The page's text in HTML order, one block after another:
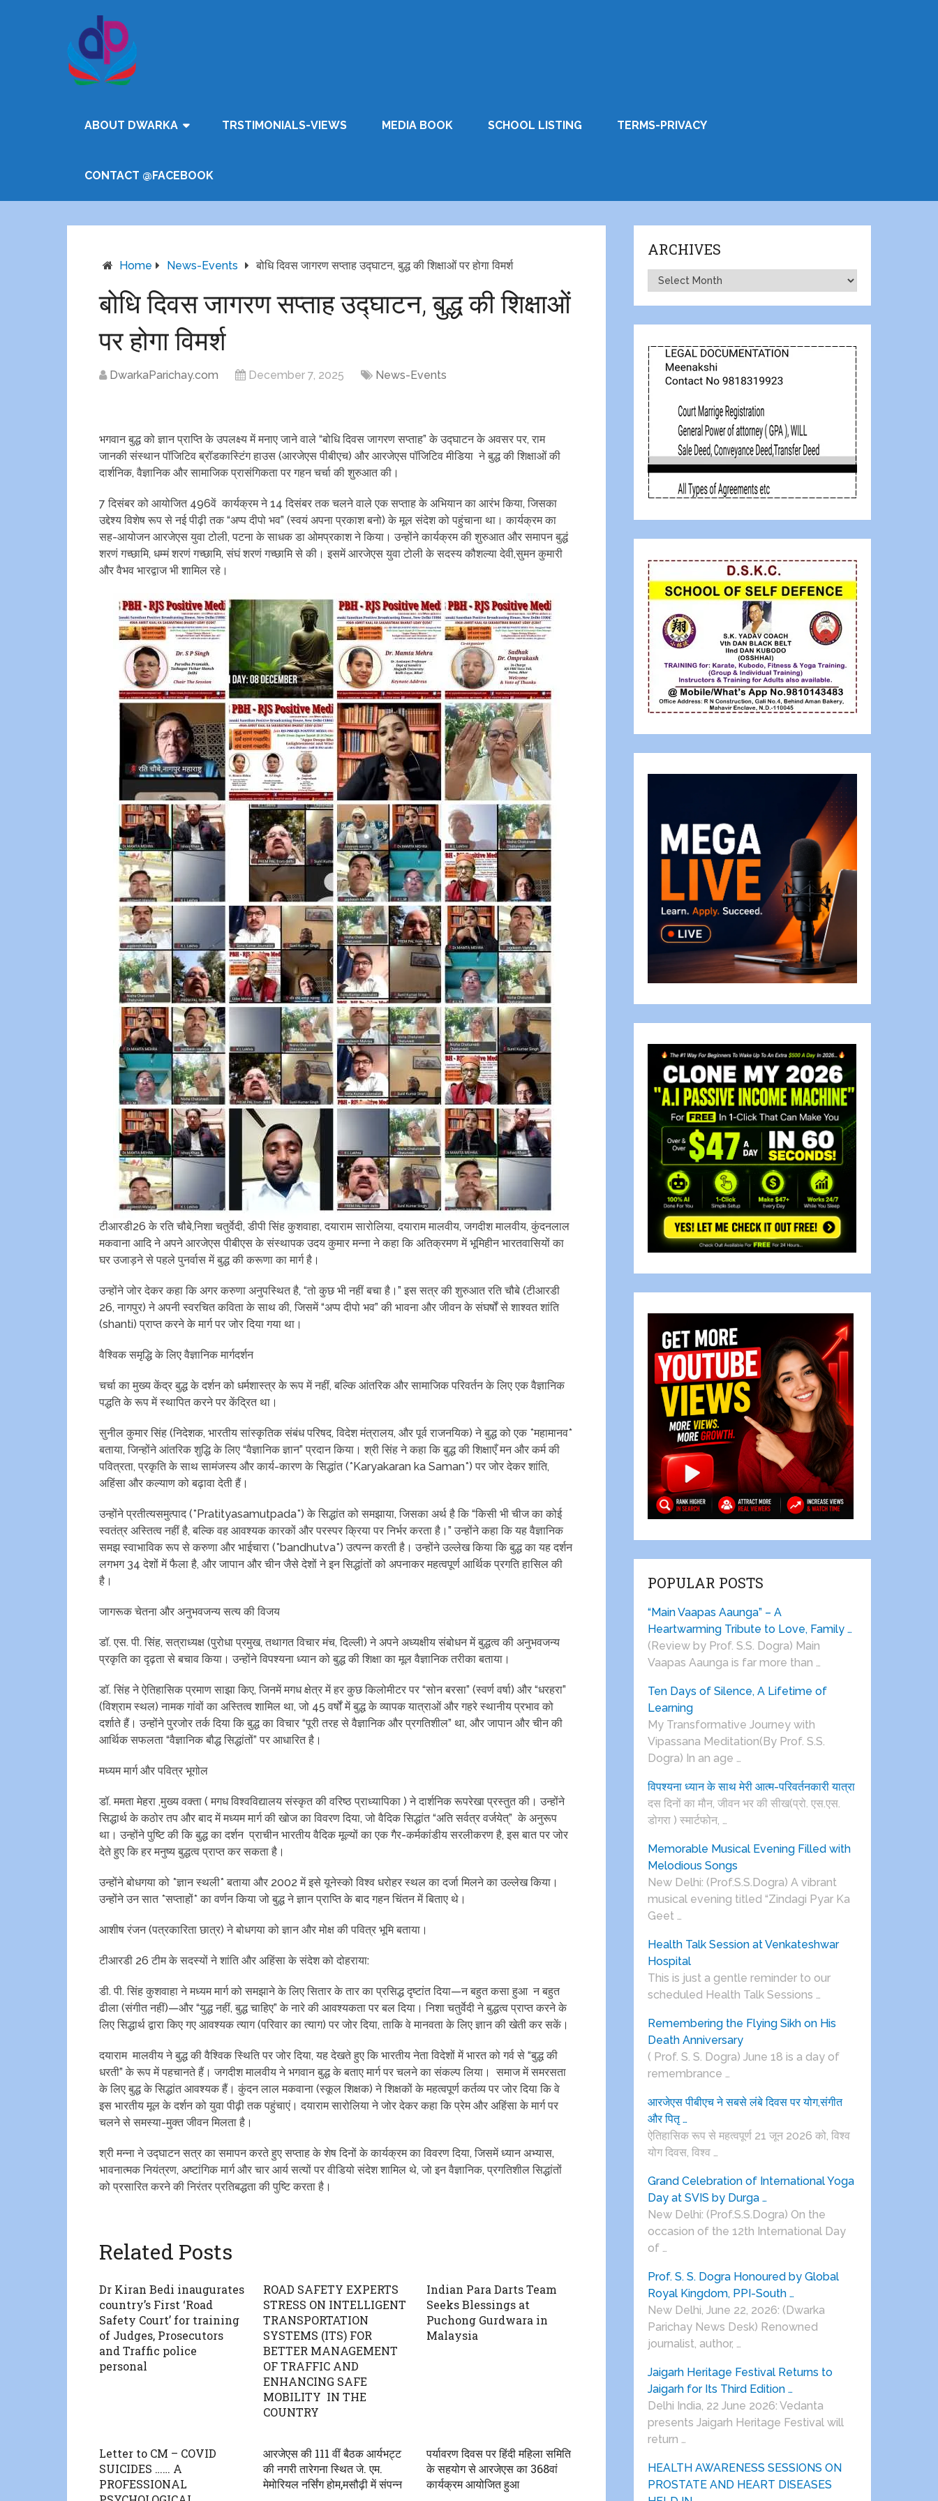
ABOUT DWARKA TRSTIMONIALS-VIEWS MEDIA BOOK SCHOOL LISTING TERMS-PRIVACY
CONTACT @FACEBOOK
Home News-Events बोधि दिवस जागरण सप्ताह उद्घाटन, बुद्ध की शिक्षाओं पर होगा विमर्श
बोधि दिवस जागरण सप्ताह उद्घाटन, बुद्ध की शिक्षाओं
पर होगा विमर्श
DwarkaParichay.com December 7, 2025 News-Events
भगवान बुद्ध को ज्ञान प्राप्ति के उपलक्ष्य में मनाए जाने वाले “बोधि दिवस जागरण सप्ताह” के उद्घाटन के अवसर पर, राम
जानकी संस्थान पॉजिटिव ब्रॉडकास्टिंग हाउस (आरजेएस पीबीएच) और आरजेएस पॉजिटिव मीडिया ने बुद्ध की शिक्षाओं की
दार्शनिक, वैज्ञानिक और सामाजिक प्रासंगिकता पर गहन चर्चा की शुरुआत की।
7 दिसंबर को आयोजित 496वें कार्यक्रम ने 14 दिसंबर तक चलने वाले एक सप्ताह के अभियान का आरंभ किया, जिसका
उद्देश्य विशेष रूप से नई पीढ़ी तक “अप्प दीपो भव” (स्वयं अपना प्रकाश बनो) के मूल संदेश को पहुंचाना था। कार्यक्रम का
सह-आयोजन आरजेएस युवा टोली, पटना के साधक डा ओमप्रकाश ने किया। उन्होंने कार्यक्रम की शुरुआत और समापन बुद्धं
शरणं गच्छामि, धम्मं शरणं गच्छामि, संघं शरणं गच्छामि से की। इसमें आरजेएस युवा टोली के सदस्य कौशल्या देवी,सुमन कुमारी
और वैभव भारद्वाज भी शामिल रहे।
टीआरडी26 के रति चौबे,निशा चतुर्वेदी, डीपी सिंह कुशवाहा, दयाराम सारोलिया, दयाराम मालवीय, जगदीश मालवीय, कुंदनलाल
मकवाना आदि ने अपने आरजेएस पीबीएस के संस्थापक उदय कुमार मन्ना ने कहा कि अतिक्रमण में भूमिहीन भारतवासियों का
घर उजाड़ने से पहले पुनर्वास में बुद्ध की करूणा का मार्ग है।
उन्होंने जोर देकर कहा कि अगर करुणा अनुपस्थित है, “तो कुछ भी नहीं बचा है।” इस सत्र की शुरुआत रति चौबे (टीआरडी
26, नागपुर) ने अपनी स्वरचित कविता के साथ की, जिसमें “अप्प दीपो भव” की भावना और जीवन के संघर्षों से शाश्वत शांति
(shanti) प्राप्त करने के मार्ग पर जोर दिया गया था।
वैश्विक समृद्धि के लिए वैज्ञानिक मार्गदर्शन
चर्चा का मुख्य केंद्र बुद्ध के दर्शन को धर्मशास्त्र के रूप में नहीं, बल्कि आंतरिक और सामाजिक परिवर्तन के लिए एक वैज्ञानिक
पद्धति के रूप में स्थापित करने पर केंद्रित था।
सुनील कुमार सिंह (निदेशक, भारतीय सांस्कृतिक संबंध परिषद, विदेश मंत्रालय, और पूर्व राजनयिक) ने बुद्ध को एक *महामानव*
बताया, जिन्होंने आंतरिक शुद्धि के लिए “वैज्ञानिक ज्ञान” प्रदान किया। श्री सिंह ने कहा कि बुद्ध की शिक्षाएँ मन और कर्म की
पवित्रता, प्रकृति के साथ सामंजस्य और कार्य-कारण के सिद्धांत (*Karyakaran ka Saman*) पर जोर देकर शांति,
अहिंसा और कल्याण को बढ़ावा देती हैं।
उन्होंने प्रतीत्यसमुत्पाद (*Pratityasamutpada*) के सिद्धांत को समझाया, जिसका अर्थ है कि “किसी भी चीज का कोई
स्वतंत्र अस्तित्व नहीं है, बल्कि वह आवश्यक कारकों और परस्पर क्रिया पर निर्भर करता है।” उन्होंने कहा कि यह वैज्ञानिक
समझ स्वाभाविक रूप से करुणा और भाईचारा (*bandhutva*) उत्पन्न करती है। उन्होंने उल्लेख किया कि बुद्ध का यह दर्शन
लगभग 34 देशों में फैला है, और जापान और चीन जैसे देशों ने इन सिद्धांतों को अपनाकर महत्वपूर्ण आर्थिक प्रगति हासिल की
है।
जागरूक चेतना और अनुभवजन्य सत्य की विजय
डॉ. एस. पी. सिंह, सत्राध्यक्ष (पुरोधा प्रमुख, तथागत विचार मंच, दिल्ली) ने अपने अध्यक्षीय संबोधन में बुद्धत्व की अनुभवजन्य
प्रकृति का दृढ़ता से बचाव किया। उन्होंने विपश्यना ध्यान को बुद्ध की शिक्षा का मूल वैज्ञानिक तरीका बताया।
डॉ. सिंह ने ऐतिहासिक प्रमाण साझा किए, जिनमें मगध क्षेत्र में हर कुछ किलोमीटर पर “सोन बरसा” (स्वर्ण वर्षा) और “धरहरा”
(विश्राम स्थल) नामक गांवों का अस्तित्व शामिल था, जो 45 वर्षों में बुद्ध के व्यापक यात्राओं और गहरे स्थानीय प्रभाव को
दर्शाते हैं। उन्होंने पुरजोर तर्क दिया कि बुद्ध का विचार “पूरी तरह से वैज्ञानिक और प्रगतिशील” था, और जापान और चीन की
आर्थिक सफलता “वैज्ञानिक बौद्ध सिद्धांतों” पर आधारित है।
मध्यम मार्ग और पवित्र भूगोल
डॉ. ममता मेहरा ,मुख्य वक्ता ( मगध विश्वविद्यालय संस्कृत की वरिष्ठ प्राध्यापिका ) ने दार्शनिक रूपरेखा प्रस्तुत की। उन्होंने
सिद्धार्थ के कठोर तप और बाद में मध्यम मार्ग की खोज का विवरण दिया, जो वैदिक सिद्धांत “अति सर्वत्र वर्जयेत्” के अनुरूप
था। उन्होंने पुष्टि की कि बुद्ध का दर्शन प्राचीन भारतीय वैदिक मूल्यों का एक गैर-कर्मकांडीय सरलीकरण है, इस बात पर जोर
देते हुए कि हर मनुष्य बुद्धत्व प्राप्त कर सकता है।
उन्होंने बोधगया को *ज्ञान स्थली* बताया और 2002 में इसे यूनेस्को विश्व धरोहर स्थल का दर्जा मिलने का उल्लेख किया।
उन्होंने उन सात *सप्ताहों* का वर्णन किया जो बुद्ध ने ज्ञान प्राप्ति के बाद गहन चिंतन में बिताए थे।
आशीष रंजन (पत्रकारिता छात्र) ने बोधगया को ज्ञान और मोक्ष की पवित्र भूमि बताया।
टीआरडी 26 टीम के सदस्यों ने शांति और अहिंसा के संदेश को दोहराया:
डी. पी. सिंह कुशवाहा ने मध्यम मार्ग को समझाने के लिए सितार के तार का प्रसिद्ध दृष्टांत दिया—न बहुत कसा हुआ न बहुत
ढीला (संगीत नहीं)—और “युद्ध नहीं, बुद्ध चाहिए” के नारे की आवश्यकता पर बल दिया। निशा चतुर्वेदी ने बुद्धत्व प्राप्त करने के
लिए सिद्धार्थ द्वारा किए गए आवश्यक त्याग (परिवार का त्याग) पर जोर दिया, ताकि वे मानवता के लिए ज्ञान की खेती कर सकें।
दयाराम मालवीय ने बुद्ध की वैश्विक स्थिति पर जोर दिया, यह देखते हुए कि भारतीय नेता विदेशों में भारत को गर्व से “बुद्ध की
धरती” के रूप में पहचानते हैं। जगदीश मालवीय ने भगवान बुद्ध के बताए मार्ग पर चलने का संकल्प लिया। समाज में समरसता
के लिए बुद्ध के सिद्धांत आवश्यक हैं। कुंदन लाल मकवाना (स्कूल शिक्षक) ने शिक्षकों के महत्वपूर्ण कर्तव्य पर जोर दिया कि वे
इस भारतीय मूल के दर्शन को युवा पीढ़ी तक पहुंचाएं। दयाराम सारोलिया ने जोर देकर कहा कि प्रेम और अहिंसा के मार्ग पर
चलने से समस्या-मुक्त जीवन मिलता है।
श्री मन्ना ने उद्घाटन सत्र का समापन करते हुए सप्ताह के शेष दिनों के कार्यक्रम का विवरण दिया, जिसमें ध्यान अभ्यास,
भावनात्मक नियंत्रण, अष्टांगिक मार्ग और चार आर्य सत्यों पर वीडियो संदेश शामिल थे, जो इन वैज्ञानिक, प्रगतिशील सिद्धांतों
को प्रसारित करने की निरंतर प्रतिबद्धता की पुष्टि करता है।
Related Posts
Dr Kiran Bedi inaugurates
country’s First ‘Road
Safety Court’ for training
of Judges, Prosecutors
and Traffic police
personal
ROAD SAFETY EXPERTS
STRESS ON INTELLIGENT
TRANSPORTATION
SYSTEMS (ITS) FOR
BETTER MANAGEMENT
OF TRAFFIC AND
ENHANCING SAFE
MOBILITY IN THE
COUNTRY
Indian Para Darts Team
Seeks Blessings at
Puchong Gurdwara in
Malaysia
Letter to CM – COVID
SUICIDES …… A
PROFESSIONAL
आरजेएस की 111 वीं बैठक आर्यभट्ट
की नगरी तारेगना स्थित जे. एम.
मेमोरियल नर्सिंग होम,मसौढ़ी में संपन्न
पर्यावरण दिवस पर हिंदी महिला समिति
के सहयोग से आरजेएस का 368वां
कार्यक्रम आयोजित हुआ
ARCHIVES
Archives
POPULAR POSTS
“Main Vaapas Aaunga” – A
Heartwarming Tribute to Love, Family …
(Review by Prof. S.S. Dogra) Main
Vaapas Aaunga is far more than …
Ten Days of Silence, A Lifetime of
Learning
My Transformative Journey with
Vipassana Meditation(By Prof. S.S.
Dogra) In an age …
विपश्यना ध्यान के साथ मेरी आत्म-परिवर्तनकारी यात्रा
दस दिनों का मौन, जीवन भर की सीख(प्रो. एस.एस.
डोगरा ) स्मार्टफोन, …
Memorable Musical Evening Filled with
Melodious Songs
New Delhi: (Prof.S.S.Dogra) A vibrant
musical evening titled “Zindagi Pyar Ka
Geet …
Health Talk Session at Venkateshwar
Hospital
This is just a gentle reminder to our
scheduled Health Talk Sessions …
Remembering the Flying Sikh on His
Death Anniversary
( Prof. S. S. Dogra) June 18 is a day of
remembrance …
आरजेएस पीबीएच ने सबसे लंबे दिवस पर योग,संगीत
और पितृ …
ऐतिहासिक रूप से महत्वपूर्ण 21 जून 2026 को, विश्व
योग दिवस, विश्व …
Grand Celebration of International Yoga
Day at SVIS by Durga …
New Delhi: (Prof.S.S.Dogra) On the
occasion of the 12th International Day
of …
Prof. S. S. Dogra Honoured by Global
Royal Kingdom, PPI-South …
New Delhi, June 22, 2026: (Dwarka
Parichay News Desk) Renowned
journalist, author, …
Jaigarh Heritage Festival Returns to
Jaigarh for Its Third Edition …
Delhi India, 22 June 2026: Vedanta
presents Jaigarh Heritage Festival will
return …
HEALTH AWARENESS SESSIONS ON
PROSTATE AND HEART DISEASES